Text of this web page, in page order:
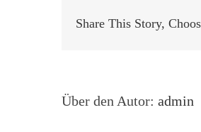
Share This Story,
Über den Autor: admin